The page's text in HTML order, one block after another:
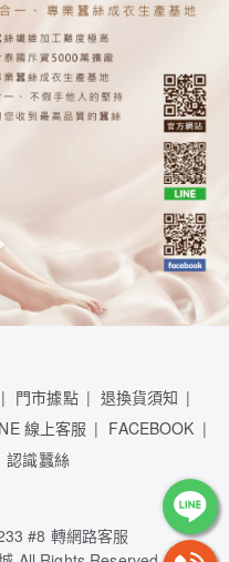
門市據點
退換貨須知
線上客服
FACEBOOK
認識蠶絲
#8 轉網路客服